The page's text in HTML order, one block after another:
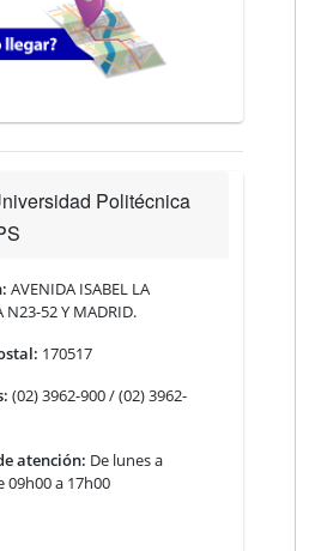
Politécnica
AVENIDA ISABEL LA
N23-52 Y MADRID.
170517
(02) 3962-900 / (02) 3962-
atención: De lunes a
09h00 a 17h00